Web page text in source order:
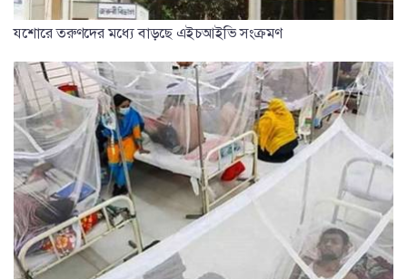
যশোরে তরুণদের মধ্যে বাড়ছে এইচআইভি সংক্রমণ